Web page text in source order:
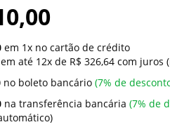
em 1x no cartão de crédito
até 12x de R$ 326,64 com juros
no boleto bancário (7% de
na transferência bancária (7% de